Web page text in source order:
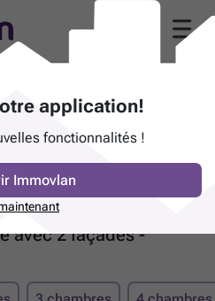
avec 2 façades -
application!
fonctionnalités !
Immovlan